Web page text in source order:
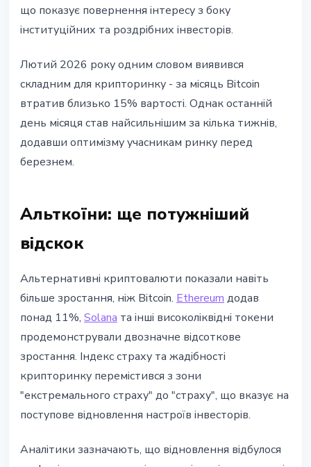
що показує повернення інтересу з боку
інституційних та роздрібних інвесторів.
Лютий 2026 року одним словом виявився
складним для крипторинку - за місяць Bitcoin
втратив близько 15% вартості. Однак останній
день місяця став найсильнішим за кілька тижнів,
додавши оптимізму учасникам ринку перед
березнем.
Альткоїни: ще потужніший
відскок
Альтернативні криптовалюти показали навіть
більше зростання, ніж Bitcoin. Ethereum додав
понад 11%, Solana та інші високоліквідні токени
продемонстрували двозначне відсоткове
зростання. Індекс страху та жадібності
крипторинку перемістився з зони
"екстремального страху" до "страху", що вказує на
поступове відновлення настроїв інвесторів.
Аналітики зазначають, що відновлення відбулося